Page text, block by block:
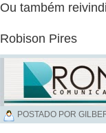
Ou também
Robison Pires
POSTADO POR